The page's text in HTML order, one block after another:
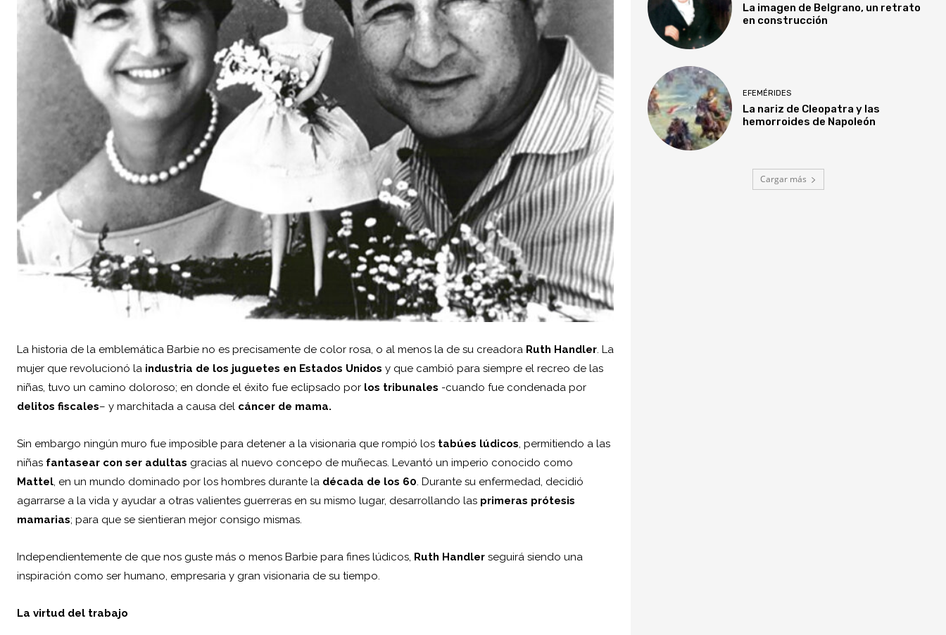
La historia de la emblemática Barbie no es precisamente de color rosa, o al menos la de su creadora Ruth Handler . La
mujer que revolucionó la industria de los juguetes en Estados Unidos y que cambió para siempre el recreo de las
niñas, tuvo un camino doloroso; en donde el éxito fue eclipsado por los tribunales -cuando fue condenada por
delitos fiscales– y marchitada a causa del cáncer de mama.
Sin embargo ningún muro fue imposible para detener a la visionaria que rompió los tabúes lúdicos , permitiendo a las
niñas fantasear con ser adultas gracias al nuevo concepo de muñecas. Levantó un imperio conocido como
Mattel , en un mundo dominado por los hombres durante la década de los 60 . Durante su enfermedad, decidió
agarrarse a la vida y ayudar a otras valientes guerreras en su mismo lugar, desarrollando las primeras prótesis
mamarias; para que se sientieran mejor consigo mismas.
Independientemente de que nos guste más o menos Barbie para fines lúdicos, Ruth Handler seguirá siendo una
inspiración como ser humano, empresaria y gran visionaria de su tiempo.
La virtud del trabajo
La imagen de Belgrano, un retrato
en construcción
EFEMÉRIDES
La nariz de Cleopatra y las
hemorroides de Napoleón
Cargar más